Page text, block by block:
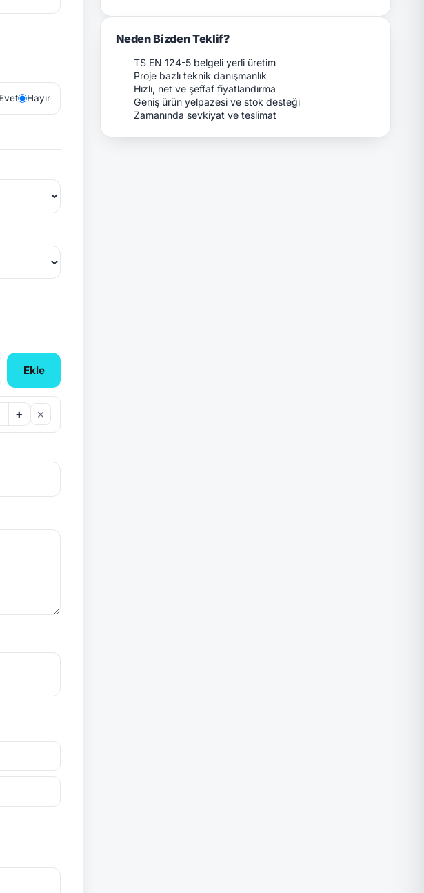
Hayır
Ekle
+ ×
Neden Bizden Teklif?
TS EN 124-5 belgeli yerli üretim
Proje bazlı teknik danışmanlık
Hızlı, net ve şeffaf fiyatlandırma
Geniş ürün yelpazesi ve stok desteği
Zamanında sevkiyat ve teslimat